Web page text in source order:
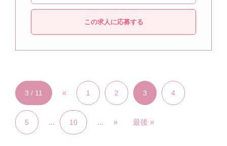
この求人に応募する
3 / 11 « 1 2 3 4
5 ... 10 ... » 最後 »